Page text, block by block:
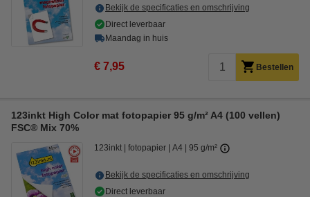
Bekijk de specificaties en omschrijving
Direct leverbaar
Maandag in huis
€ 7,95 Bestellen
123inkt High Color mat fotopapier 95 g/m² A4 (100 vellen)
FSC® Mix 70%
123inkt fotopapier A4 95 g/m²
Bekijk de specificaties en omschrijving
Direct leverbaar